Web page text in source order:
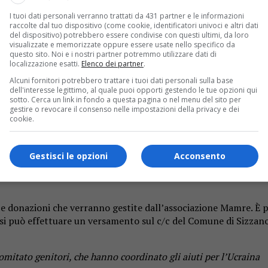
per i profughi
e le associazioni Mamre, Compagni di Volo e
sacerdoti salesiani. La raccolta di beni di prima necessità
è stato allestito un punto di raccolta per materiale di
«Anche a Ghemme la solidarietà non si è fatta
le persone, grandi e piccole, che martedì e mercoledì
tutto al punto di raccolta del Mamre di
parafarmacia di Ghemme e ad Achille Francoli che ha
azioni di aiuto». Chi volesse informazioni, può
che verranno gestite dall’associazione Mamre.
può effettuare un versamento sul c/c del Comune di
genitori, che hanno coordinato gli aiuti per l’Ucraina
I tuoi dati personali verranno trattati da 431 partner e le informazioni
raccolte dal tuo dispositivo (come cookie, identificatori univoci e altri dati
del dispositivo) potrebbero essere condivise con questi ultimi, da loro
visualizzate e memorizzate oppure essere usate nello specifico da
questo sito. Noi e i nostri partner potremmo utilizzare dati di
localizzazione esatti. Elenco dei partner.
Alcuni fornitori potrebbero trattare i tuoi dati personali sulla base
dell'interesse legittimo, al quale puoi opporti gestendo le tue opzioni qui
sotto. Cerca un link in fondo a questa pagina o nel menu del sito per
gestire o revocare il consenso nelle impostazioni della privacy e dei
cookie.
Acconsento
Gestisci le opzioni